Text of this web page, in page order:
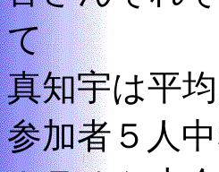
て
真知宇は平
参加者５人